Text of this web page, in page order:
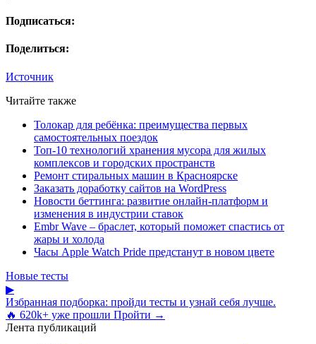
Подписаться:
Поделиться:
Источник
Читайте также
Толокар для ребёнка: преимущества первых
самостоятельных поездок
Топ-10 технологий хранения мусора для жилых
комплексов и городских пространств
Ремонт стиральных машин в Красноярске
Заказать доработку сайтов на WordPress
Новости беттинга: развитие онлайн-платформ и
изменения в индустрии ставок
Embr Wave – браслет, который поможет спастись от
жары и холода
Часы Apple Watch Pride предстанут в новом цвете
Новые тесты
▶
Избранная подборка: пройди тесты и узнай себя лучше.
🔥 620k+ уже прошли Пройти →
Лента публикаций